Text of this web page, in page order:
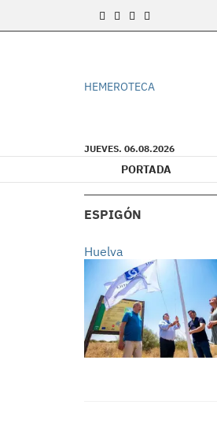
HEMEROTECA
JUEVES. 06.08.2026
PORTADA
ESPIGÓN
Huelva